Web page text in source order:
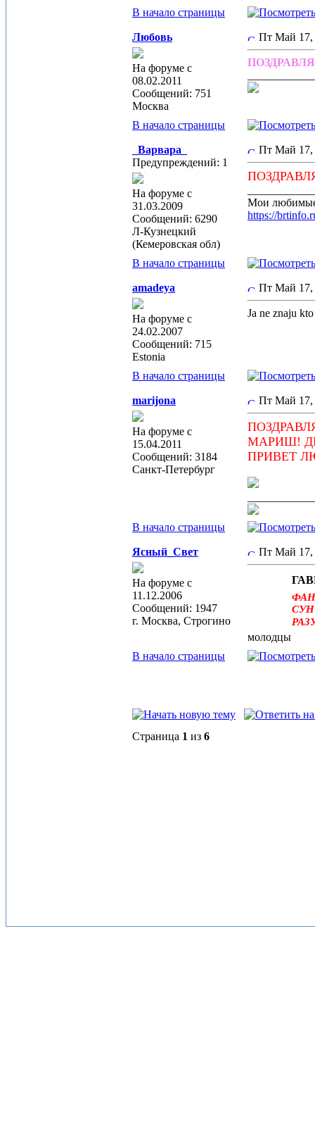
В начало страницы
Любовь
На форуме с
08.02.2011
Сообщений: 751
Москва
Пт Май
В начало страницы
_Варвара_
Предупреждений: 1
На форуме с
31.03.2009
Сообщений: 6290
Л-Кузнецкий
(Кемеровская обл)
Пт Май
Мои
https://
В начало страницы
amadeya
На форуме с
24.02.2007
Сообщений: 715
Estonia
Пт Май
Ja ne znaju
В начало страницы
marijona
На форуме с
15.04.2011
Сообщений: 3184
Санкт-Петербург
Пт Май
МАРИШ!
ПРИВЕТ
В начало страницы
Ясный_Свет
На форуме с
11.12.2006
Сообщений: 1947
г. Москва, Строгино
Пт Май
молодцы
В начало страницы
Страница 1 из 6